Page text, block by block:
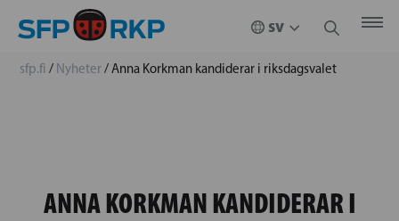
sfp.fi / Nyheter/Anna Korkman kandiderar i riksdagsvalet
ANNA KORKMAN KANDIDERAR I